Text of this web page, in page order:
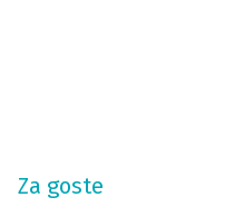
Za goste